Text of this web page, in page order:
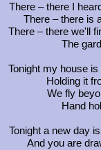
There – there I
There – there is
There – there we'll
The
Tonight my house
Holding it
We fly
Hand
Tonight a new day
And you are